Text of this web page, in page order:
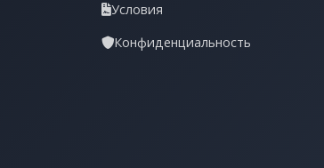
Условия
Конфиденциальность